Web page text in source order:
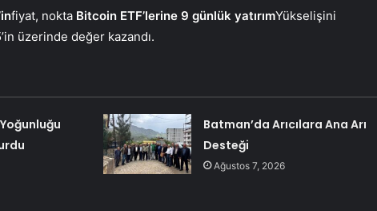
fiyat, nokta Bitcoin ETF’lerine 9 günlük yatırımYükselişini
üzerinde değer kazandı.
Batman’da Arıcılara Ana Arı
Desteği
Ağustos 7, 2026